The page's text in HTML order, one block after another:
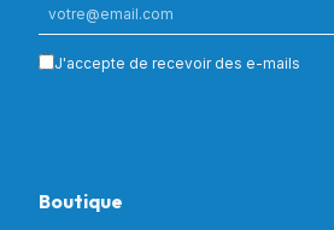
J'accepte de recevoir des e-mails
Boutique